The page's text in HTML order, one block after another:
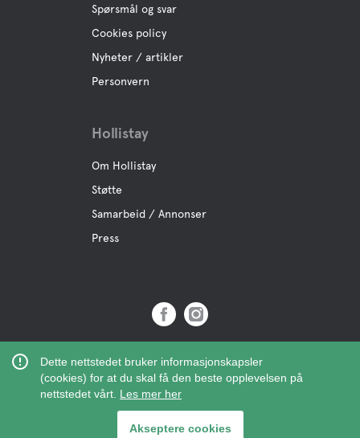
Dette nettstedet bruker informasjonskapsler
(cookies) for at du skal få den beste opplevelsen på
nettstedet vårt. Les mer her
Akseptere cookies
Spørsmål og svar
Cookies policy
Nyheter / artikler
Personvern
Hollistay
Om Hollistay
Støtte
Samarbeid / Annonser
Press
Org.Nr: 559121-9463